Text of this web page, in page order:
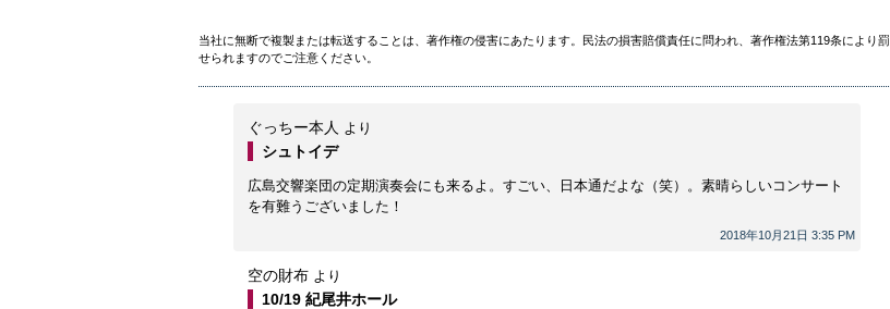
当社に無断で複製または転送することは、著作権の侵害にあたります。民法の損害賠償責任に問われ、著作権法第119条により罰
せられますのでご注意ください。
ぐっちー本人 より
2018年10月21日 3:35 PM
シュトイデ
広島交響楽団の定期演奏会にも来るよ。すごい、日本通だよな（笑）。素晴らしいコンサート
を有難うございました！
空の財布 より
10/19 紀尾井ホール